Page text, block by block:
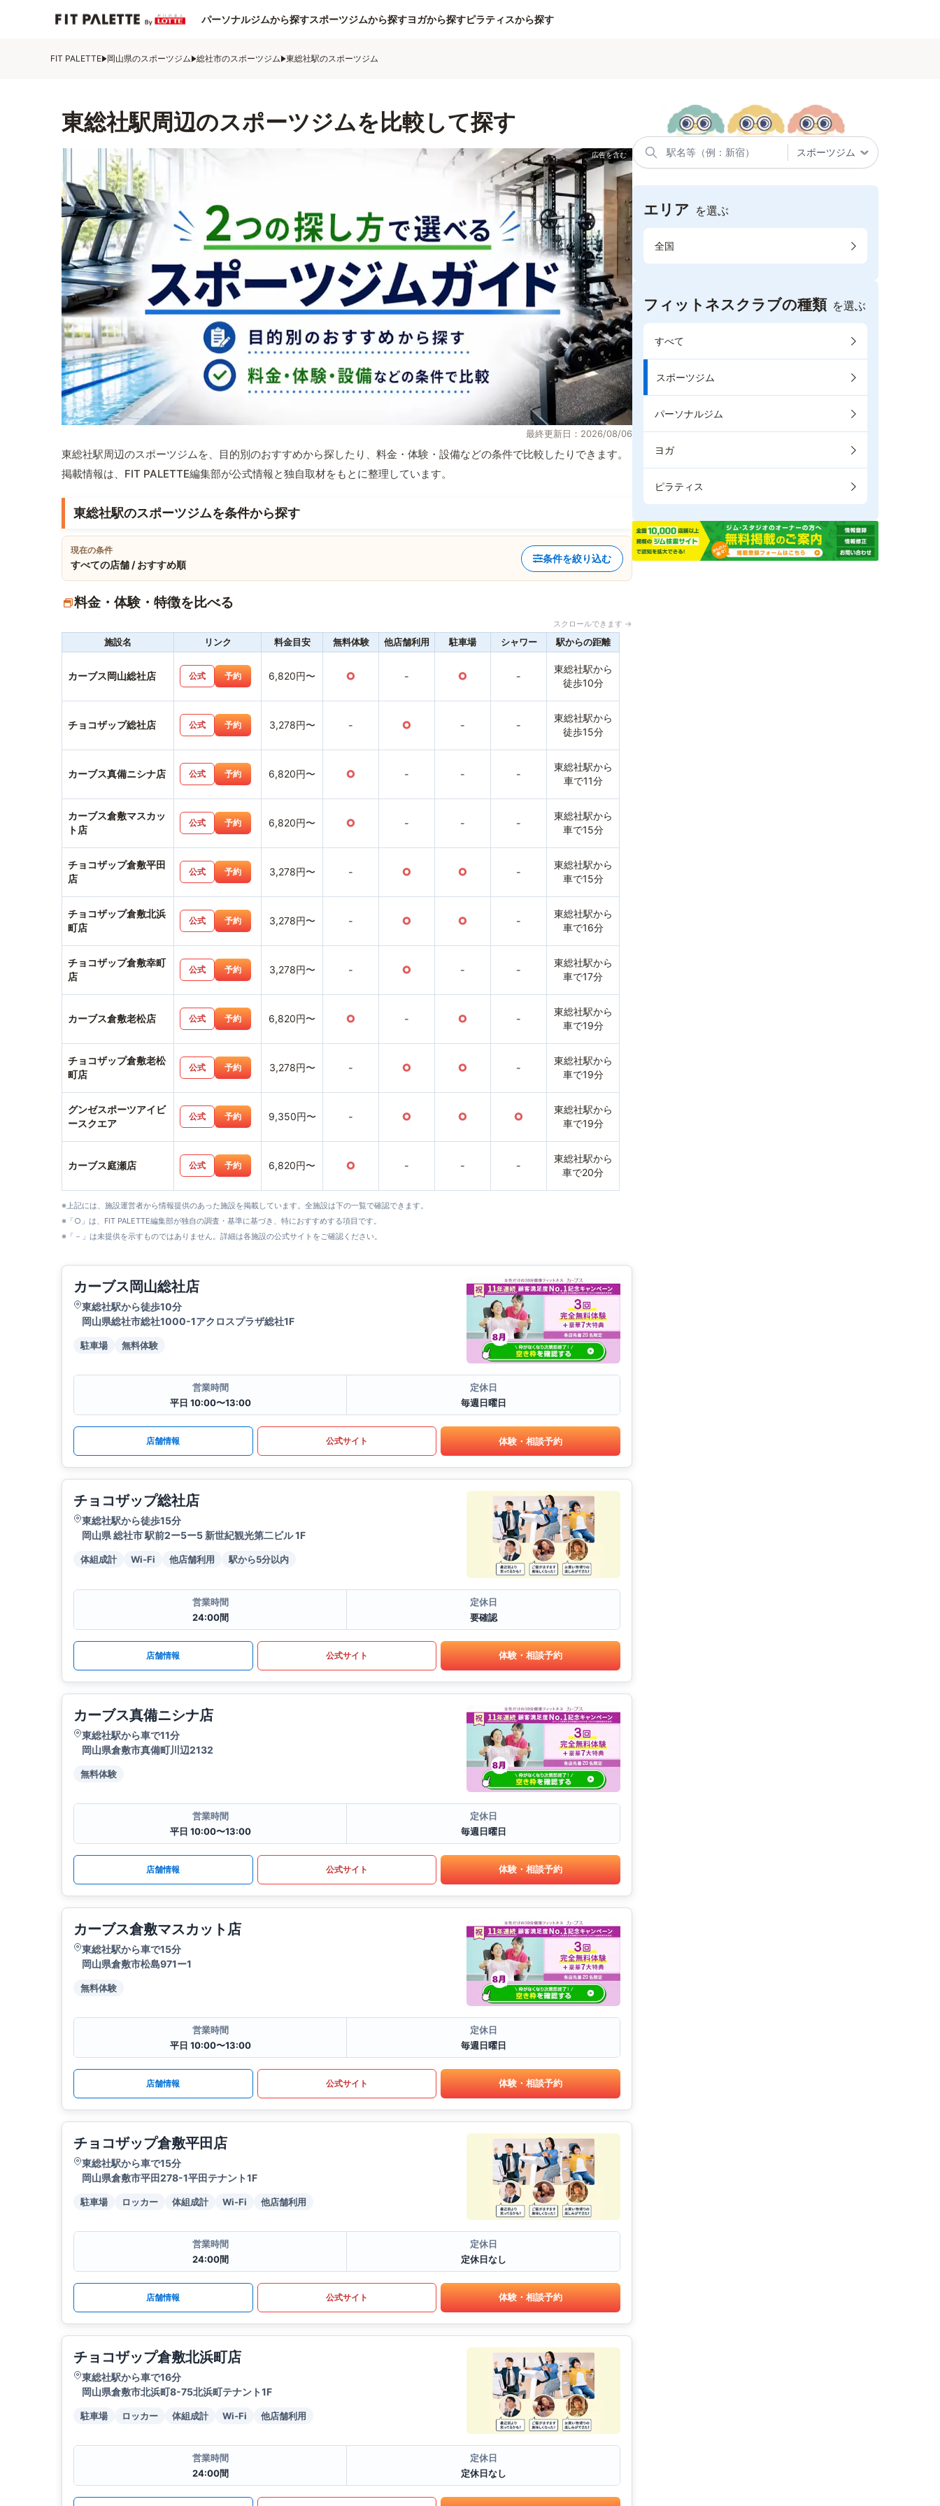
パーソナルジムから探すスポーツジムから探すヨガから探すピラティスから探す
FIT PALETTE 岡山県のスポーツジム 総社市のスポーツジム 東総社駅のスポーツジム
東総社駅周辺のスポーツジムを比較して探す
最終更新日：2026/08/06
東総社駅周辺のスポーツジムを、目的別のおすすめから探したり、料金・体験・設備などの条件で比較したりできます。
掲載情報は、FIT PALETTE編集部が公式情報と独自取材をもとに整理しています。
東総社駅のスポーツジムを条件から探す
現在の条件
すべての店舗 / おすすめ順
条件を絞り込む
料金・体験・特徴を比べる
スクロールできます →
施設名 リンク 料金目安 無料体験 他店舗利用 駐車場 シャワー 駅からの距離
カーブス岡山総社店 公式 予約 6,820円〜 ○ - ○ -
東総社駅から
徒歩10分
チョコザップ総社店 公式 予約 3,278円〜 - ○ - -
東総社駅から
徒歩15分
カーブス真備ニシナ店 公式 予約 6,820円〜 ○ - - -
東総社駅から
車で11分
カーブス倉敷マスカッ
ト店
公式 予約 6,820円〜 ○ - - -
東総社駅から
車で15分
チョコザップ倉敷平田
店
公式 予約 3,278円〜 - ○ ○ -
東総社駅から
車で15分
チョコザップ倉敷北浜
町店
公式 予約 3,278円〜 - ○ ○ -
東総社駅から
車で16分
チョコザップ倉敷幸町
店
公式 予約 3,278円〜 - ○ - -
東総社駅から
車で17分
カーブス倉敷老松店 公式 予約 6,820円〜 ○ - ○ -
東総社駅から
車で19分
チョコザップ倉敷老松
町店
公式 予約 3,278円〜 - ○ ○ -
東総社駅から
車で19分
グンゼスポーツアイビ
ースクエア
公式 予約 9,350円〜 - ○ ○ ○
東総社駅から
車で19分
カーブス庭瀬店 公式 予約 6,820円〜 ○ - - -
東総社駅から
車で20分
※上記には、施設運営者から情報提供のあった施設を掲載しています。全施設は下の一覧で確認できます。
※「○」は、FIT PALETTE編集部が独自の調査・基準に基づき、特におすすめする項目です。
※「－」は未提供を示すものではありません。詳細は各施設の公式サイトをご確認ください。
カーブス岡山総社店
東総社駅から徒歩10分
岡山県総社市総社1000-1アクロスプラザ総社1F
駐車場 無料体験
営業時間
平日 10:00〜13:00
定休日
毎週日曜日
店舗情報 公式サイト 体験・相談予約
チョコザップ総社店
東総社駅から徒歩15分
岡山県 総社市 駅前2ー5ー5 新世紀観光第二ビル 1F
体組成計 Wi-Fi 他店舗利用 駅から5分以内
営業時間
24:00間
定休日
要確認
店舗情報 公式サイト 体験・相談予約
カーブス真備ニシナ店
東総社駅から車で11分
岡山県倉敷市真備町川辺2132
無料体験
営業時間
平日 10:00〜13:00
定休日
毎週日曜日
店舗情報 公式サイト 体験・相談予約
カーブス倉敷マスカット店
東総社駅から車で15分
岡山県倉敷市松島971ー1
無料体験
営業時間
平日 10:00〜13:00
定休日
毎週日曜日
店舗情報 公式サイト 体験・相談予約
チョコザップ倉敷平田店
東総社駅から車で15分
岡山県倉敷市平田278-1平田テナント1F
駐車場 ロッカー 体組成計 Wi-Fi 他店舗利用
営業時間
24:00間
定休日
定休日なし
店舗情報 公式サイト 体験・相談予約
チョコザップ倉敷北浜町店
東総社駅から車で16分
岡山県倉敷市北浜町8-75北浜町テナント1F
駐車場 ロッカー 体組成計 Wi-Fi 他店舗利用
営業時間
24:00間
定休日
定休日なし
エリア を選ぶ
全国
フィットネスクラブの種類 を選ぶ
すべて
スポーツジム
パーソナルジム
ヨガ
ピラティス